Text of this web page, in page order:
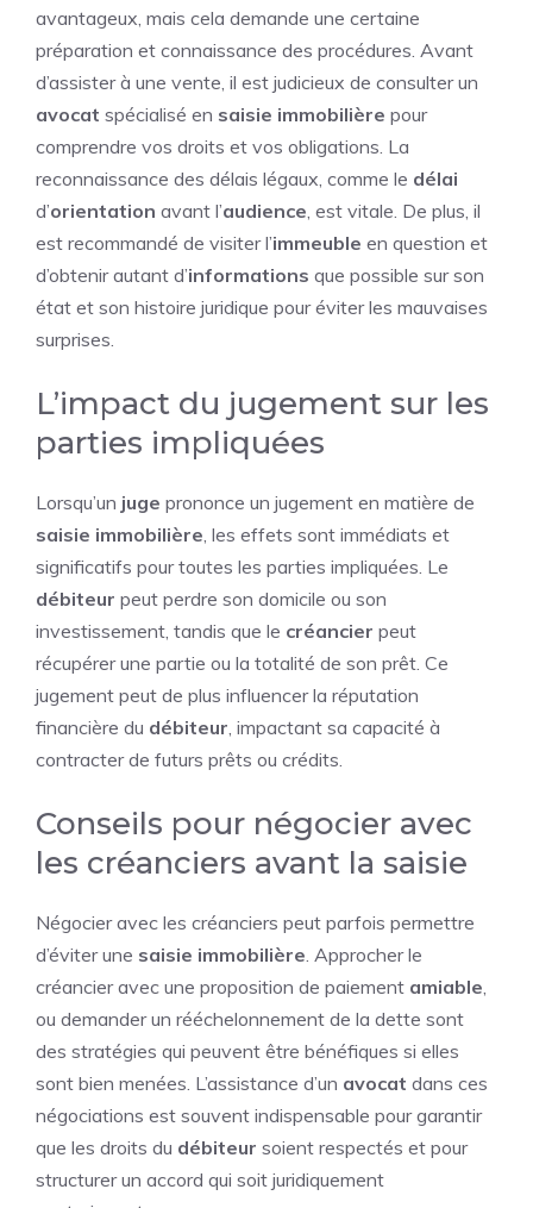
avantageux, mais cela demande une certaine
préparation et connaissance des procédures. Avant
d’assister à une vente, il est judicieux de consulter un
avocat spécialisé en saisie immobilière pour
comprendre vos droits et vos obligations. La
reconnaissance des délais légaux, comme le délai
d’orientation avant l’audience , est vitale. De plus, il
est recommandé de visiter l’immeuble en question et
d’obtenir autant d’informations que possible sur son
état et son histoire juridique pour éviter les mauvaises
surprises.
L’impact du jugement sur les
parties impliquées
Lorsqu’un juge prononce un jugement en matière de
saisie immobilière , les effets sont immédiats et
significatifs pour toutes les parties impliquées. Le
débiteur peut perdre son domicile ou son
investissement, tandis que le créancier peut
récupérer une partie ou la totalité de son prêt. Ce
jugement peut de plus influencer la réputation
financière du débiteur , impactant sa capacité à
contracter de futurs prêts ou crédits.
Conseils pour négocier avec
les créanciers avant la saisie
Négocier avec les créanciers peut parfois permettre
d’éviter une saisie immobilière . Approcher le
créancier avec une proposition de paiement amiable
ou demander un rééchelonnement de la dette sont
des stratégies qui peuvent être bénéfiques si elles
sont bien menées. L’assistance d’un avocat dans ces
négociations est souvent indispensable pour garantir
que les droits du débiteur soient respectés et pour
structurer un accord qui soit juridiquement